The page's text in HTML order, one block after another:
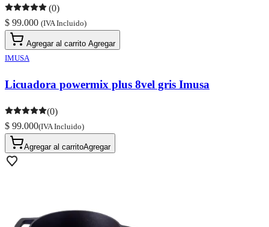
(0)
$ 99.000 (IVA Incluido)
Agregar al carrito Agregar
IMUSA
Licuadora powermix plus 8vel gris Imusa
(0)
$ 99.000(IVA Incluido)
Agregar al carritoAgregar